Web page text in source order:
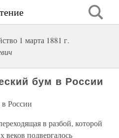
1 марта 1881 г.
бум в России
России
в разбой, которой
подвергалось